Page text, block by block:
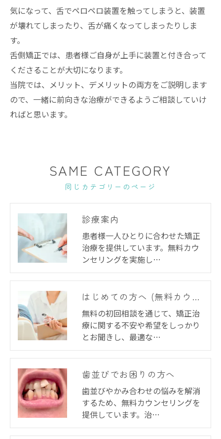
気になって、舌でペロペロ装置を触ってしまうと、装置
が壊れてしまったり、舌が痛くなってしまったりしま
す。
舌側矯正では、患者様ご自身が上手に装置と付き合って
くださることが大切になります。
当院では、メリット、デメリットの両方をご説明します
ので、一緒に前向きな治療ができるようご相談していけ
ればと思います。
同じカテゴリーのページ
SAME CATEGORY
診療案内
患者様一人ひとりに合わせた矯正
治療を提供しています。無料カウ
ンセリングを実施し…
はじめての方へ (無料カウンセリング)
無料の初回相談を通じて、矯正治
療に関する不安や希望をしっかり
とお聞きし、最適な…
歯並びでお困りの方へ
歯並びやかみ合わせの悩みを解消
するため、無料カウンセリングを
提供しています。治…